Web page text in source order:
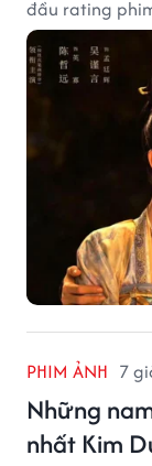
đầu rating
PHIM ẢNH 7
Những
nhất Kim